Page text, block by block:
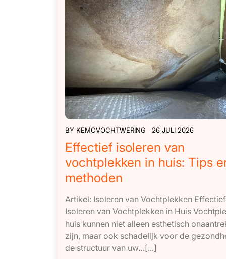
BY KEMOVOCHTWERING 26 JULI 2026
Effectief isoleren van
vochtplekken in huis: Tips
methoden
Artikel: Isoleren van Vochtplekken Effectief
Isoleren van Vochtplekken in Huis
huis kunnen niet alleen esthetisch
zijn, maar ook schadelijk voor de
de structuur van uw…[...]